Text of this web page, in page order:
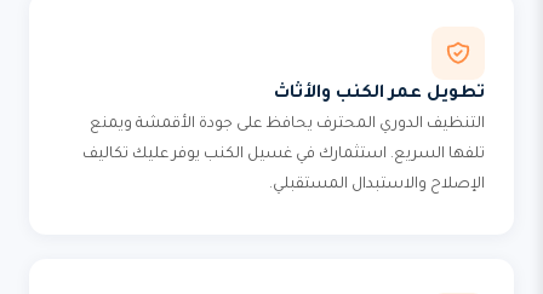
تطويل عمر الكنب والأثاث
التنظيف الدوري المحترف يحافظ على جودة الأقمشة ويمنع
تلفها السريع. استثمارك في غسيل الكنب يوفر عليك تكاليف
الإصلاح والاستبدال المستقبلي.